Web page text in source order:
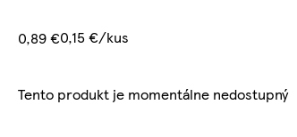
0,89 €0,15 €/kus
Tento produkt je momentálne nedostupný